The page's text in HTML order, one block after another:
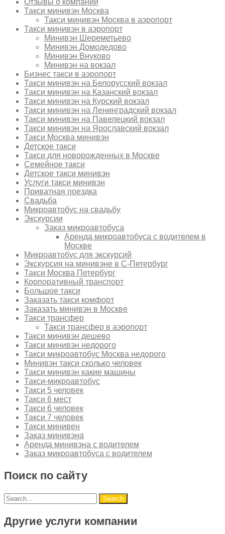
Отзывы о компании
Такси минивэн Москва
Такси минивэн Москва в аэропорт
Такси минивэн в аэропорт
Минивэн Шереметьево
Минивэн Домодедово
Минивэн Внуково
Минивэн на вокзал
Бизнес такси в аэропорт
Такси минивэн на Белорусский вокзал
Такси минивэн на Казанский вокзал
Такси минивэн на Курский вокзал
Такси минивэн на Ленинградский вокзал
Такси минивэн на Павелецкий вокзал
Такси минивэн на Ярославский вокзал
Такси Москва минивэн
Детское такси
Такси для новорожденных в Москве
Семейное такси
Детское такси минивэн
Услуги такси минивэн
Приватная поездка
Свадьба
Микроавтобус на свадьбу
Экскурсии
Заказ микроавтобуса
Аренда микроавтобуса с водителем в
Москве
Микроавтобус для экскурсий
Экскурсия на минивэне в С-Петербург
Такси Москва Петербург
Корпоративный транспорт
Большое такси
Заказать такси комфорт
Заказать минивэн в Москве
Такси трансфер
Такси трансфер в аэропорт
Такси минивэн дешево
Такси минивэн недорого
Такси микроавтобус Москва недорого
Минивэн такси сколько человек
Такси минивэн какие машины
Такси-микроавтобус
Такси 5 человек
Такси 6 мест
Такси 6 человек
Такси 7 человек
Такси минивен
Заказ минивэна
Аренда минивэна с водителем
Заказ микроавтобуса с водителем
Поиск по сайту
Другие услуги компании